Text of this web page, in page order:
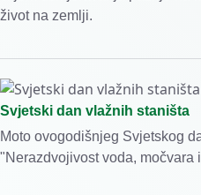
život na zemlji.
Svjetski dan vlažnih staništa
Moto ovogodišnjeg Svjetskog
"Nerazdvojivost voda, močvara